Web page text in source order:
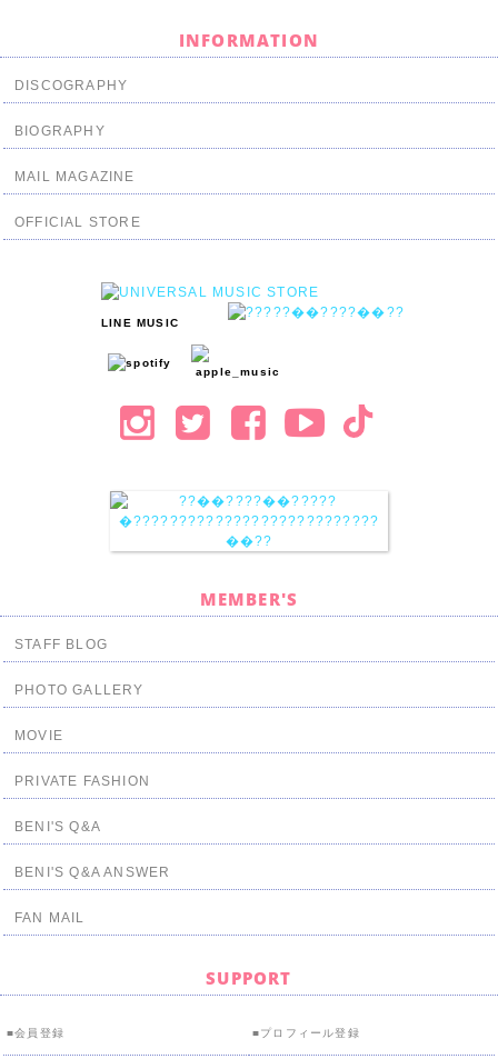
INFORMATION
DISCOGRAPHY
BIOGRAPHY
MAIL MAGAZINE
OFFICIAL STORE
LINE MUSIC
MEMBER'S
STAFF BLOG
PHOTO GALLERY
MOVIE
PRIVATE FASHION
BENI'S Q&A
BENI'S Q&A ANSWER
FAN MAIL
SUPPORT
会員登録 プロフィール登録